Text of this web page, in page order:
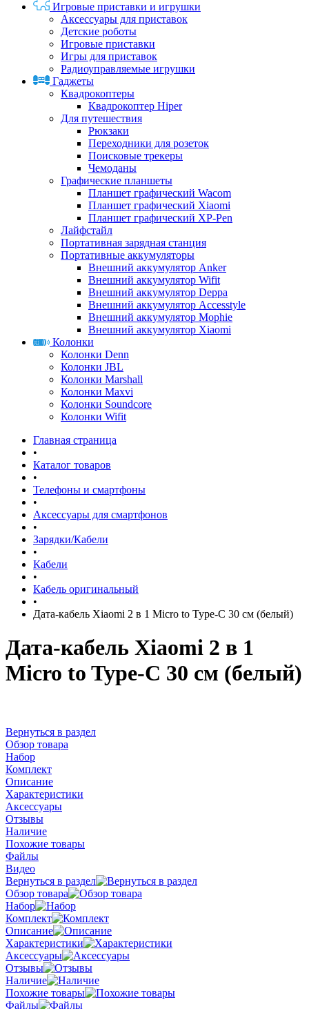
Игровые приставки и игрушки
Аксессуары для приставок
Детские роботы
Игровые приставки
Игры для приставок
Радиоуправляемые игрушки
Гаджеты
Квадрокоптеры
Квадрокоптер Hiper
Для путешествия
Рюкзаки
Переходники для розеток
Поисковые трекеры
Чемоданы
Графические планшеты
Планшет графический Wacom
Планшет графический Xiaomi
Планшет графический XP-Pen
Лайфстайл
Портативная зарядная станция
Портативные аккумуляторы
Внешний аккумулятор Anker
Внешний аккумулятор Wifit
Внешний аккумулятор Deppa
Внешний аккумулятор Accesstyle
Внешний аккумулятор Mophie
Внешний аккумулятор Xiaomi
Колонки
Колонки Denn
Колонки JBL
Колонки Marshall
Колонки Maxvi
Колонки Soundcore
Колонки Wifit
Главная страница
•
Каталог товаров
•
Телефоны и смартфоны
•
Аксессуары для смартфонов
•
Зарядки/Кабели
•
Кабели
•
Кабель оригинальный
•
Дата-кабель Xiaomi 2 в 1 Micro to Type-C 30 см (белый)
Дата-кабель Xiaomi 2 в 1
Micro to Type-C 30 см (белый)
Вернуться в раздел
Обзор товара
Набор
Комплект
Описание
Характеристики
Аксессуары
Отзывы
Наличие
Похожие товары
Файлы
Видео
Вернуться в раздел
Обзор товара
Набор
Комплект
Описание
Характеристики
Аксессуары
Отзывы
Наличие
Похожие товары
Файлы